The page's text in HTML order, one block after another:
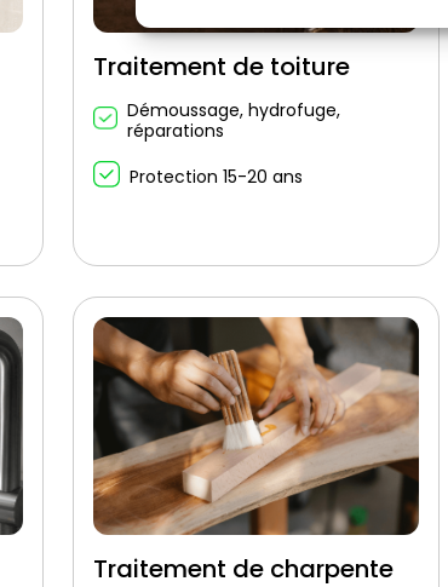
Traitement de toiture
Démoussage, hydrofuge,
réparations
Protection 15-20 ans
Traitement de charpente